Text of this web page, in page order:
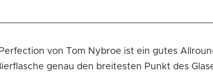
von Tom Nybroe ist ein gutes
genau den breitesten Punkt des